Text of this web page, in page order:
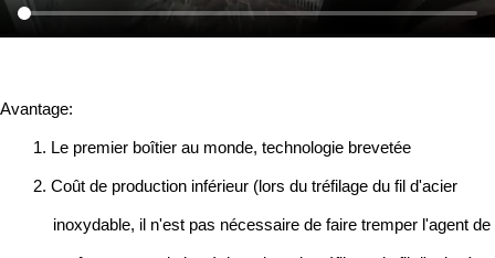
Avantage:
1. Le premier boîtier au monde, technologie brevetée
2. Coût de production inférieur (lors du tréfilage du fil d'acier
inoxydable, il n'est pas nécessaire de faire tremper l'agent de